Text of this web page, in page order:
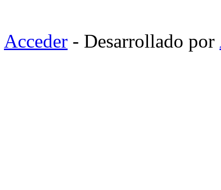
Acceder - Desarrollado por